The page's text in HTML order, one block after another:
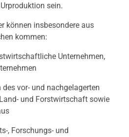
sein.
können insbesondere aus
kommen:
Unternehmen,
des vor- und nachgelagerten
und Forstwirtschaft sowie
, Forschungs- und